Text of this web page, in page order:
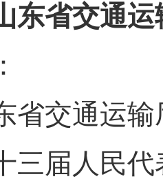
东省交通
省交通运
三届人民